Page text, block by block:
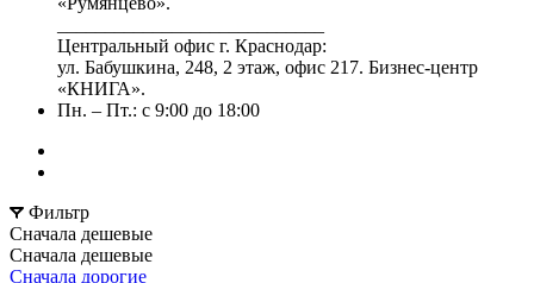
Центральный офис г. Краснодар:
ул. Бабушкина, 248, 2 этаж, офис 217. Бизнес-центр
«КНИГА».
Пн. – Пт.: с 9:00 до 18:00
Фильтр
Сначала дешевые
Сначала дешевые
Сначала дорогие